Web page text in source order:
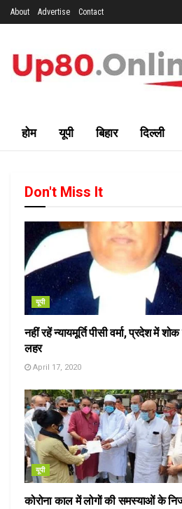
About Advertise Contact
होम यूपी बिहार दिल्ली
Don't Miss It
यूपी
नहीं रहें न्यायमूर्ति पीसी वर्मा, प्रदेश में
लहर
April 17, 2020
यूपी
कोरोना काल में लोगों की समस्याओं के